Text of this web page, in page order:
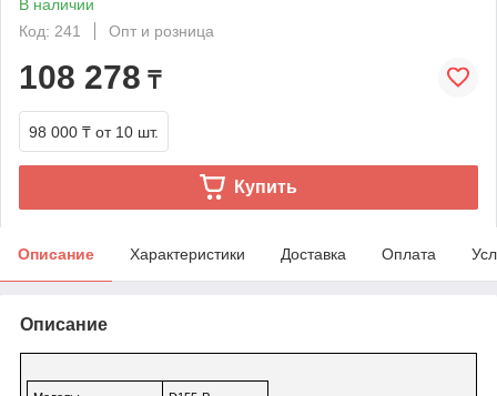
В наличии
Код: 241
Опт и розница
108 278 ₸
98 000 ₸ от 10 шт.
Купить
Описание Характеристики Доставка Оплата
Описание